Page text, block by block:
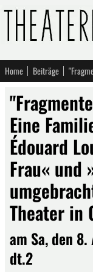
Home Beiträge
Eine
Édouard
Frau« und
Theater in
am Sa, den
dt.2